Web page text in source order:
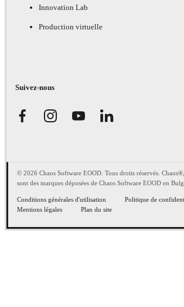
Innovation Lab
Production virtuelle
Suivez-nous
© 2026 Chaos Software EOOD. Tous droits réservés.
sont des marques déposées de Chaos Software EOOD en
Conditions générales d'utilisation
Politique de
Mentions légales
Plan du site